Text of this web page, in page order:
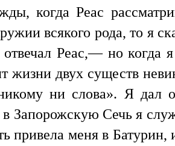
когда Реас
всякого рода, то я
Реас,— но когда
жизни двух существ
ни слова». Я дал
Запорожскую Сечь я
привела меня в